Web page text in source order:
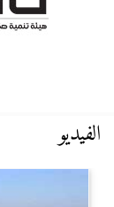
الفيديو